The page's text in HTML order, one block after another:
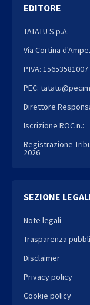
EDITORE
TATATU S.p.A.
Via Cortina
P.IVA: 15653581007
PEC:
Direttore
Iscrizione ROC n.:
Registrazione
2026
SEZIONE
Note legali
Trasparenza
Disclaimer
Privacy policy
Cookie policy